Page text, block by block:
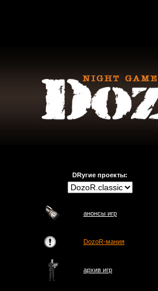
DRугие проекты:
анонсы игр
DozoR-мания
архив игр